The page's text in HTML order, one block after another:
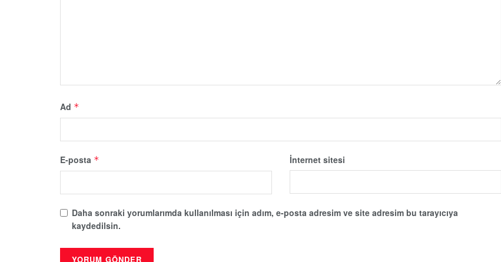
Ad *
E-posta * İnternet sitesi
Daha sonraki yorumlarımda kullanılması için adım, e-posta adresim ve site adresim bu tarayıcıya
kaydedilsin.